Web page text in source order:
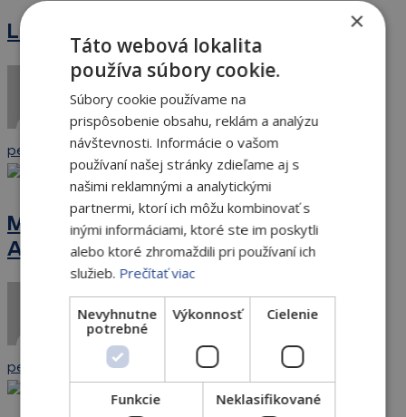
Štúrova
1-
Luxor – Štúrova 1-3
peter
22. May 2025
My
Pestovateľská
2
–
My Bridge Pestovateľská 2 – Budova
A
peter
22. May 2025
Vajnorská
×
Táto webová lokalita
používa súbory cookie.
Súbory cookie používame na
prispôsobenie obsahu, reklám a analýzu
návštevnosti. Informácie o vašom
používaní našej stránky zdieľame aj s
našimi reklamnými a analytickými
partnermi, ktorí ich môžu kombinovať s
inými informáciami, ktoré ste im poskytli
alebo ktoré zhromaždili pri používaní ich
služieb. Prečítať viac
Nevyhnutne
potrebné
Výkonnosť Cielenie
Funkcie Neklasifikované